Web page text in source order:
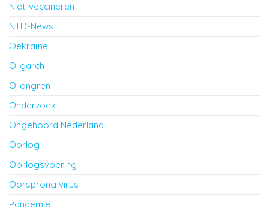
Niet-vaccineren
NTD-News
Oekraïne
Oligarch
Ollongren
Onderzoek
Ongehoord Nederland
Oorlog
Oorlogsvoering
Oorsprong virus
Pandemie